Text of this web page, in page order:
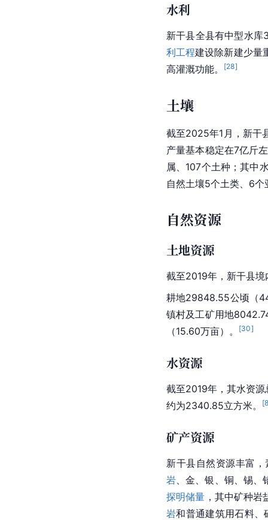
水利
新干县全县有中型水
利工程建设除新建少量
高灌溉功能。
[28]
土壤
截至2025年1月，新干
产量基本稳定在7亿斤
属、107个土种；其中
自然土壤5个土类、6
自然资源
土地资源
截至2019年，新干县
耕地29848.55公顷（
镇村及工矿用地
（15.60万亩）。
[30]
水资源
截至2019年，其水资
约为2340.85立方米。
[
矿产资源
新干县自然资源丰富
岩 、金、银、铜、锡
探明储量 ，其中矿种
岩和普通建筑用石料